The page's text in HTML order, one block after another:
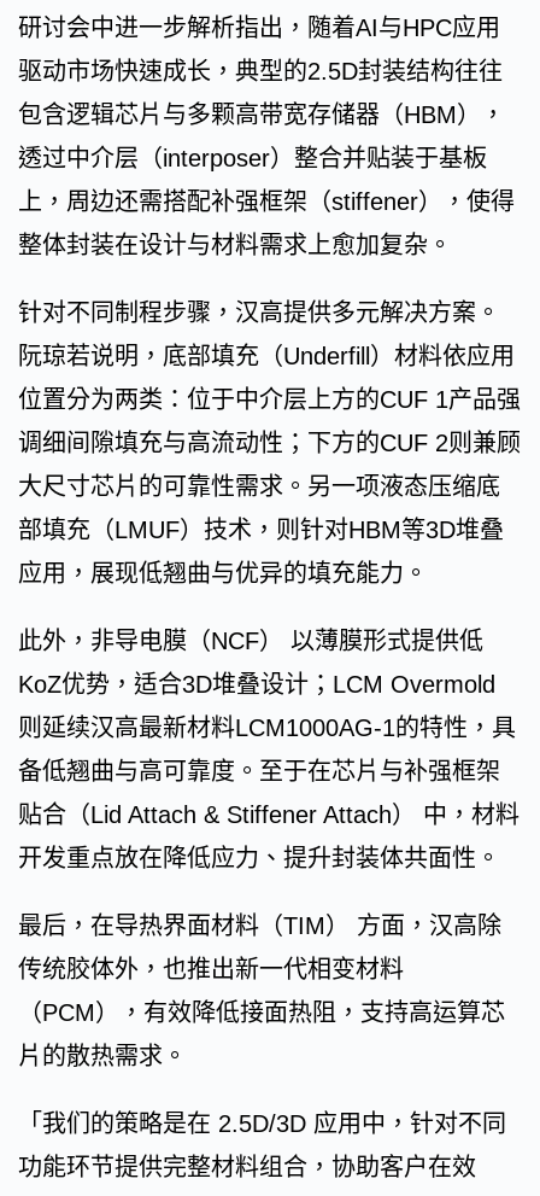
研讨会中进一步解析指出，随着AI与HPC应用
驱动市场快速成长，典型的2.5D封装结构往往
包含逻辑芯片与多颗高带宽存储器（HBM），
透过中介层（interposer）整合并贴装于基板
上，周边还需搭配补强框架（stiffener），使得
整体封装在设计与材料需求上愈加复杂。
针对不同制程步骤，汉高提供多元解决方案。
阮琼若说明，底部填充（Underfill）材料依应用
位置分为两类：位于中介层上方的CUF 1产品强
调细间隙填充与高流动性；下方的CUF 2则兼顾
大尺寸芯片的可靠性需求。另一项液态压缩底
部填充（LMUF）技术，则针对HBM等3D堆叠
应用，展现低翘曲与优异的填充能力。
此外，非导电膜（NCF） 以薄膜形式提供低
KoZ优势，适合3D堆叠设计；LCM Overmold
则延续汉高最新材料LCM1000AG-1的特性，具
备低翘曲与高可靠度。至于在芯片与补强框架
贴合（Lid Attach & Stiffener Attach） 中，材料
开发重点放在降低应力、提升封装体共面性。
最后，在导热界面材料（TIM） 方面，汉高除
传统胶体外，也推出新一代相变材料
（PCM），有效降低接面热阻，支持高运算芯
片的散热需求。
「我们的策略是在 2.5D/3D 应用中，针对不同
功能环节提供完整材料组合，协助客户在效